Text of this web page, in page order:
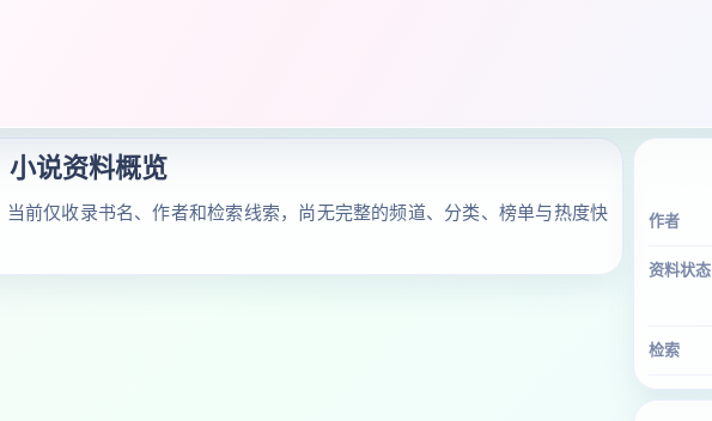
小说资料概览
前仅收录书名、作者和检索线索，尚无完整的频道、分类、榜单与热度快
作者
资料状态
检索